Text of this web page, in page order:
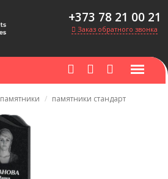
+373 78 21 00 21
Заказ обратного звонка
памятники памятники стандарт